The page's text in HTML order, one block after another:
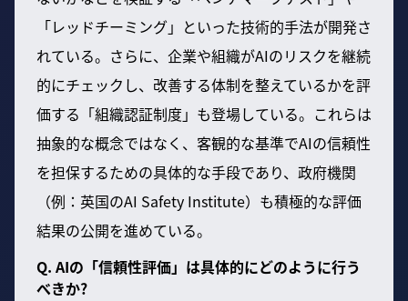
「レッドチーミング」といった技術的手法が開発さ
れている。さらに、企業や組織がAIのリスクを継続
的にチェックし、改善する体制を整えているかを評
価する「組織認証制度」も登場している。これらは
抽象的な概念ではなく、客観的な基準でAIの信頼性
を担保するための具体的な手段であり、政府機関
（例：英国のAI Safety Institute）も積極的な評価
結果の公開を進めている。
Q. AIの「信頼性評価」は具体的にどのように行う
べきか?